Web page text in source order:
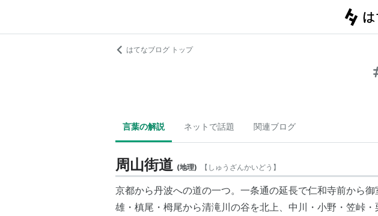
はてなブログ トップ
言葉の解説 ネットで話題 関連ブログ
周山街道 (地理) 【 しゅうざんかいどう 】
京都から丹波への道の一つ。一条通の延長で仁和寺前から
雄・槙尾・栂尾から清滝川の谷を北上、中川・小野・笠峠